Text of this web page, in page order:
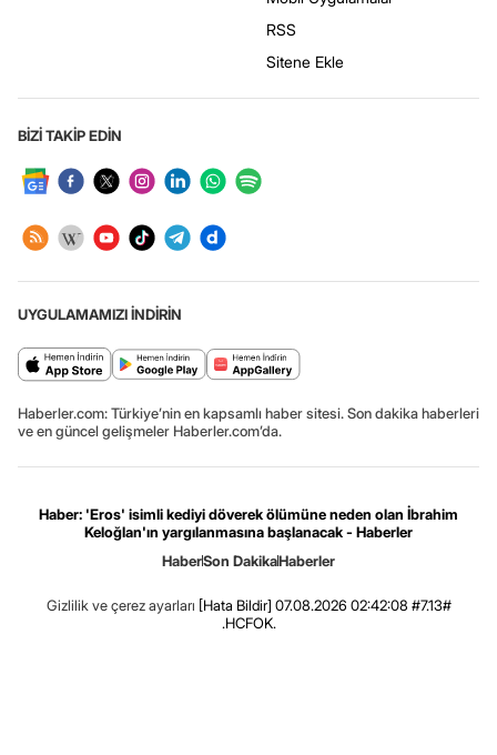
RSS
Sitene Ekle
BİZİ TAKİP EDİN
UYGULAMAMIZI İNDİRİN
Haberler.com: Türkiye’nin en kapsamlı haber sitesi. Son dakika haberleri
ve en güncel gelişmeler Haberler.com’da.
Haber: 'Eros' isimli kediyi döverek ölümüne neden olan İbrahim
Keloğlan'ın yargılanmasına başlanacak - Haberler
HaberSon DakikaHaberler
Gizlilik ve çerez ayarları [Hata Bildir] 07.08.2026 02:42:08 #7.13#
.HCFOK.